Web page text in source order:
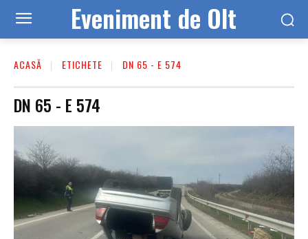
Eveniment de Olt
ACASĂ ETICHETE DN 65 - E 574
DN 65 - E 574